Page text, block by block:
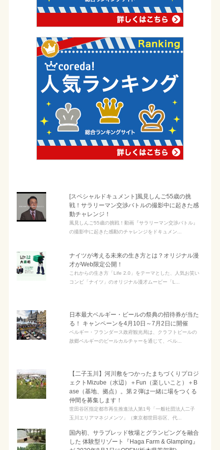
[スペシャルドキュメント]風見しんご55歳の挑
戦！サラリーマン交渉バトルの撮影中に起きた感
動チャレンジ！
風見しんご55歳の挑戦！動画『サラリーマン交渉バトル』
の撮影中に起きた感動のチャレンジをドキュメン...
ナイツが考える未来の生き方とは？オリジナル漫
才がWeb限定公開！
これからの生き方「Life 2.0」をテーマとした、人気お笑い
コンビ「ナイツ」のオリジナル漫才ムービー「L...
日本最大ベルギー・ビールの祭典の招待券が当た
る！ キャンペーンを4月10日～7月2日に開催
ベルギー・フランダース政府観光局は、クラフトビールの
故郷ベルギーのビールカルチャーを通じて、ベル...
【二子玉川】河川敷をつかったまちづくりプロジ
ェクトMizube（水辺）＋Fun（楽しいこと）＋B
ase（基地、拠点）。第２弾は一緒に場をつくる
仲間を募集します！
世田谷区指定都市再生推進法人第1号「一般社団法人二子
玉川エリアマネジメンツ」（東京都世田谷区、代...
国内初、サラブレッド牧場とグランピングを融合
した 体験型リゾート『Haga Farm & Glamping』